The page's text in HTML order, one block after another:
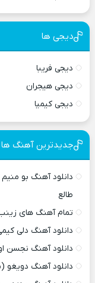
دیجی ها
دیجی فریبا
دیجی هیجران
دیجی کیمیا
جدیدترین آهنگ ها
دانلود آهنگ بو
طالع
تمام آهنگ های
دانلود آهنگ دلی
دانلود آهنگ نجسن
دانلود آهنگ دویغو